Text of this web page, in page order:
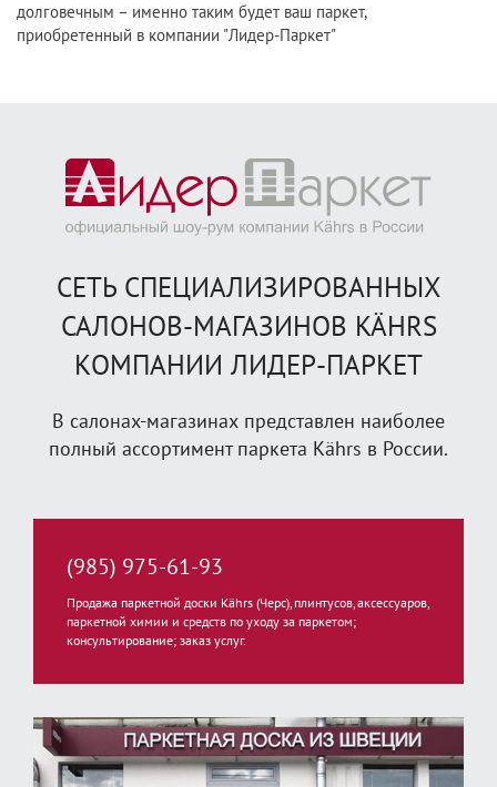
долговечным – именно таким будет ваш паркет,
приобретенный в компании "Лидер-Паркет"
СЕТЬ СПЕЦИАЛИЗИРОВАННЫХ
САЛОНОВ-МАГАЗИНОВ KÄHRS
КОМПАНИИ ЛИДЕР-ПАРКЕТ
В салонах-магазинах представлен наиболее
полный ассортимент паркета Kährs в России.
(985) 975-61-93
Продажа паркетной доски Kährs (Черс), плинтусов, аксессуаров,
паркетной химии и средств по уходу за паркетом;
консультирование; заказ услуг.